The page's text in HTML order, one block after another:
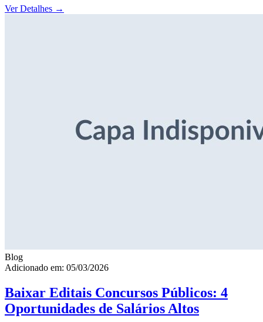
Ver Detalhes →
Blog
Adicionado em: 05/03/2026
Baixar Editais Concursos Públicos: 4
Oportunidades de Salários Altos